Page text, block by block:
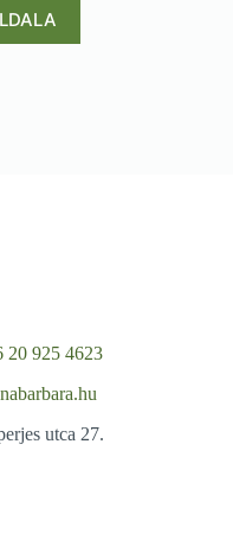
20 925 4623
utca 27.